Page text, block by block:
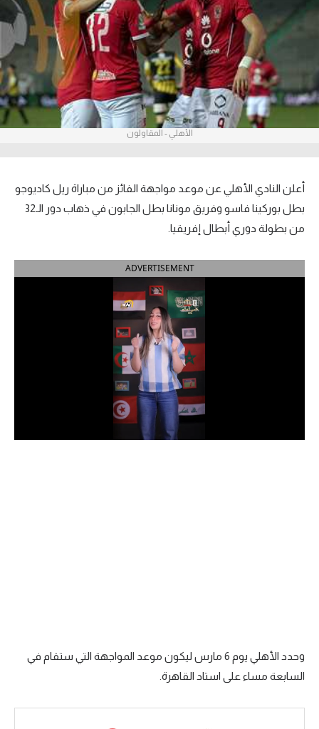
آراء حرة
ركن الألعاب
بطولات
الدوري المصري
الدوري الإسباني
الدوري الإيطالي
الدوري السعودي للمحترفين
دوري أبطال إفريقيا
سعودي في الجول
الدوري الإنجليزي
الأهلي - المقاولون
أعلن النادي الأهلي عن موعد مواجهة الفائز من مباراة ريل كاديوجو
بطل بوركينا فاسو وفريق مونانا بطل الجابون في ذهاب دور الـ32
من بطولة دوري أبطال إفريقيا.
ADVERTISEMENT
وحدد الأهلي يوم 6 مارس ليكون موعد المواجهة التي ستقام في
السابعة مساء على استاد القاهرة.